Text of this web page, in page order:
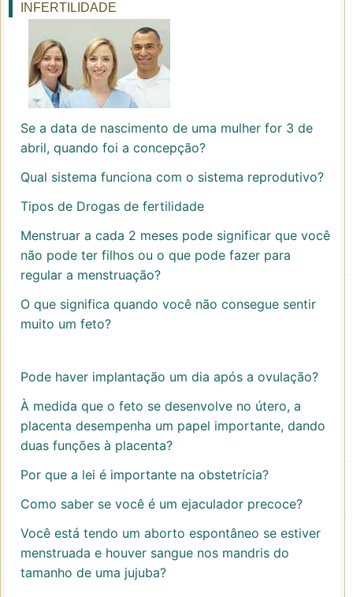
INFERTILIDADE
Se a data de nascimento de uma mulher for 3 de
abril, quando foi a concepção?
Qual sistema funciona com o sistema reprodutivo?
Tipos de Drogas de fertilidade
Menstruar a cada 2 meses pode significar que você
não pode ter filhos ou o que pode fazer para
regular a menstruação?
O que significa quando você não consegue sentir
muito um feto?
Pode haver implantação um dia após a ovulação?
À medida que o feto se desenvolve no útero, a
placenta desempenha um papel importante, dando
duas funções à placenta?
Por que a lei é importante na obstetrícia?
Como saber se você é um ejaculador precoce?
Você está tendo um aborto espontâneo se estiver
menstruada e houver sangue nos mandris do
tamanho de uma jujuba?